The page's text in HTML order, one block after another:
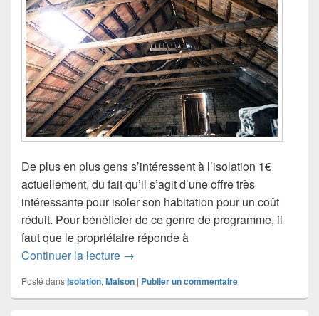
De plus en plus gens s’intéressent à l’isolation 1€
actuellement, du fait qu’il s’agit d’une offre très
intéressante pour isoler son habitation pour un coût
réduit. Pour bénéficier de ce genre de programme, il
faut que le propriétaire réponde à
Continuer la lecture Points à connaître pour réussir son
→
Posté dansIsolation,Maison | Publier un commentaire